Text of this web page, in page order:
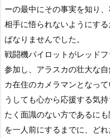
ーの最中にその事実を知り
相手に悟られないようにす
ばなりませんでした。
戦闘機パイロットがレッド
参加し、アラスカの壮大な
カ在住のカメラマンとなっ
うしても心から応援する気
たく面識のない方であるに
を一人前にするまでに、ど